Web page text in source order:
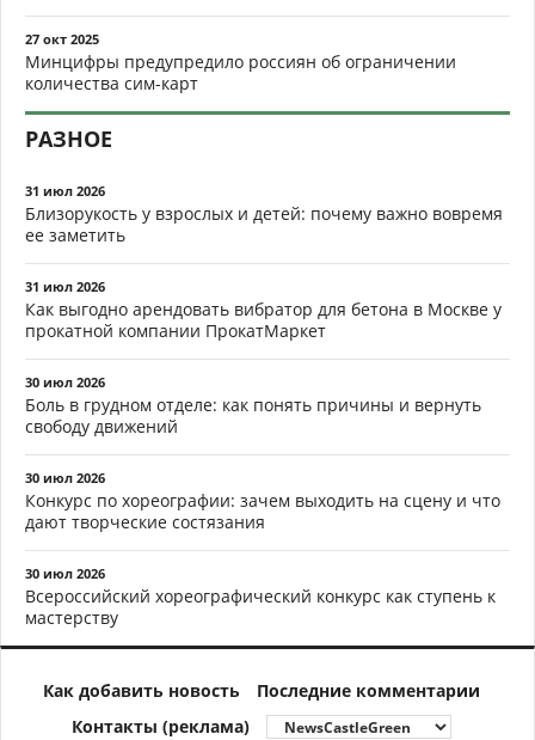
27 окт 2025
Минцифры предупредило россиян об ограничении
количества сим-карт
РАЗНОЕ
31 июл 2026
Близорукость у взрослых и детей: почему важно вовремя
ее заметить
31 июл 2026
Как выгодно арендовать вибратор для бетона в Москве у
прокатной компании ПрокатМаркет
30 июл 2026
Боль в грудном отделе: как понять причины и вернуть
свободу движений
30 июл 2026
Конкурс по хореографии: зачем выходить на сцену и что
дают творческие состязания
30 июл 2026
Всероссийский хореографический конкурс как ступень к
мастерству
Как добавить новость
Последние комментарии
Контакты (реклама)